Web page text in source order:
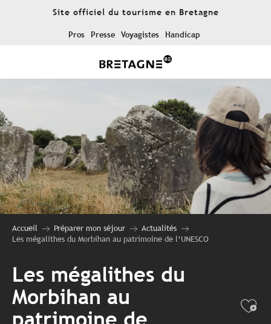
Site officiel du tourisme en Bretagne
Pros Presse Voyagistes Handicap
Accueil Préparer mon séjour
Actualités
Les mégalithes du Morbihan au patrimoine de l’UNESCO
Les mégalithes du
Morbihan au